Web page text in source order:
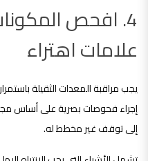
4. افحص
علامات اهتراء
يجب مراقبة المعدات الثقيلة
إجراء فحوصات بصرية على أساس
إلى توقف غير مخطط له.